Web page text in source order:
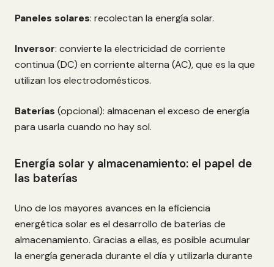
Paneles solares: recolectan la energía solar.
Inversor: convierte la electricidad de corriente
continua (DC) en corriente alterna (AC), que es la que
utilizan los electrodomésticos.
Baterías (opcional): almacenan el exceso de energía
para usarla cuando no hay sol.
Energía solar y almacenamiento: el papel de
las baterías
Uno de los mayores avances en la eficiencia
energética solar es el desarrollo de baterías de
almacenamiento. Gracias a ellas, es posible acumular
la energía generada durante el día y utilizarla durante